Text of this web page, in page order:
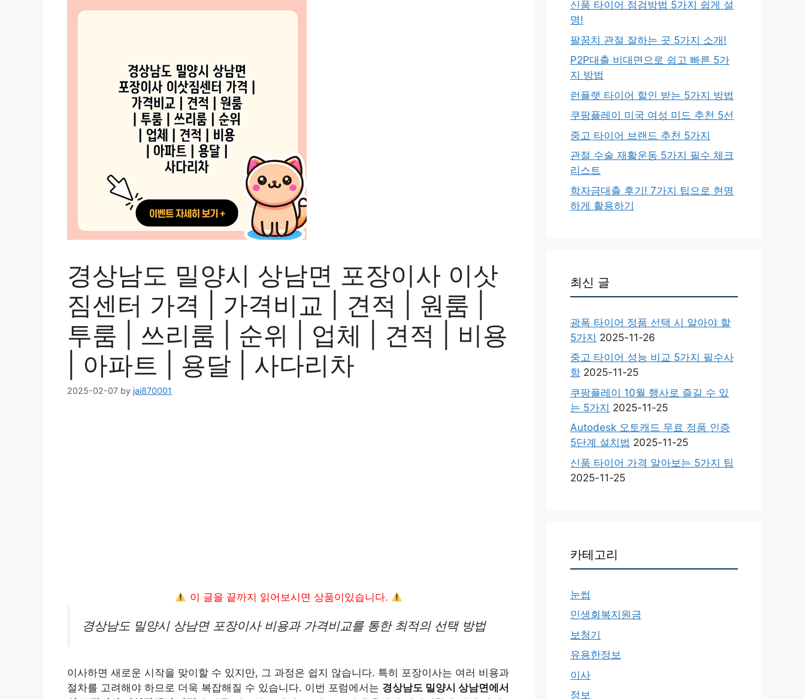
경상남도 밀양시 상남면 포장이사 이삿
짐센터 가격 | 가격비교 | 견적 | 원룸 |
투룸 | 쓰리룸 | 순위 | 업체 | 견적 | 비용
| 아파트 | 용달 | 사다리차
2025-02-07 by jai870001
이 글을 끝까지 읽어보시면 상품이있습니다.
경상남도 밀양시 상남면 포장이사 비용과 가격비교를 통한 최적의 선택 방법
이사하면 새로운 시작을 맞이할 수 있지만, 그 과정은 쉽지 않습니다. 특히 포장이사는 여러 비용과
절차를 고려해야 하므로 더욱 복잡해질 수 있습니다. 이번 포럼에서는 경상남도 밀양시 상남면에서
신품 타이어 점검방법 5가지 쉽게 설
명!
팔꿈치 관절 잘하는 곳 5가지 소개!
P2P대출 비대면으로 쉽고 빠른 5가
지 방법
런플랫 타이어 할인 받는 5가지 방법
쿠팡플레이 미국 여성 미드 추천 5선
중고 타이어 브랜드 추천 5가지
관절 수술 재활운동 5가지 필수 체크
리스트
학자금대출 후기! 7가지 팁으로 현명
하게 활용하기
최신 글
광폭 타이어 정품 선택 시 알아야 할
5가지 2025-11-26
중고 타이어 성능 비교 5가지 필수사
항 2025-11-25
쿠팡플레이 10월 행사로 즐길 수 있
는 5가지 2025-11-25
Autodesk 오토캐드 무료 정품 인증
5단계 설치법 2025-11-25
신품 타이어 가격 알아보는 5가지 팁
2025-11-25
카테고리
눈썹
민생회복지원금
보청기
유용한정보
이사
정보